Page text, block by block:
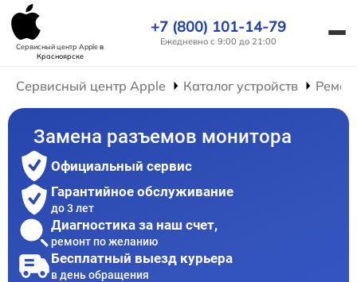
Сервисный центр Appleв
Красноярске
+7 (800) 101-14-79
Ежедневно с 9:00 до 21:00
Сервисный центр Apple Каталог устройств
Замена разъемов монитора
Официальный сервис
Гарантийное обслуживание
до 3 лет
Диагностика за наш счет,
ремонт по желанию
Бесплатный выезд курьера
в день обращения